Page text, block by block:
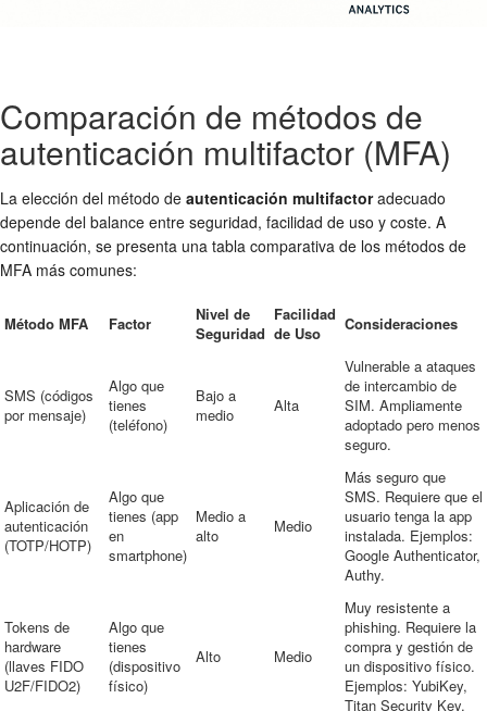
Comparación de métodos de
autenticación multifactor (MFA)
La elección del método de autenticación multifactoradecuado
depende del balance entre seguridad, facilidad de uso y coste. A
continuación, se presenta una tabla comparativa de los métodos de
MFA más comunes:
Método MFA Factor
Nivel de
Seguridad
Facilidad
de Uso
Consideraciones
SMS (códigos
por mensaje)
Algo que
tienes
(teléfono)
Bajo a
medio
Alta
Vulnerable a ataques
de intercambio de
SIM. Ampliamente
adoptado pero menos
seguro.
Aplicación de
autenticación
(TOTP/HOTP)
Algo que
tienes (app
en
smartphone)
Medio a
alto
Medio
Más seguro que
SMS. Requiere que el
usuario tenga la app
instalada. Ejemplos:
Google Authenticator,
Authy.
Tokens de
hardware
(llaves FIDO
U2F/FIDO2)
Algo que
tienes
(dispositivo
físico)
Alto Medio
Muy resistente a
phishing. Requiere la
compra y gestión de
un dispositivo físico.
Ejemplos: YubiKey,
Titan Security Key.